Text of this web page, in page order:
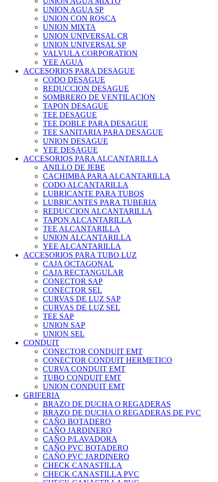
UNION AGUA SP
UNION CON ROSCA
UNION MIXTA
UNION UNIVERSAL CR
UNION UNIVERSAL SP
VALVULA CORPORATION
YEE AGUA
ACCESORIOS PARA DESAGUE
CODO DESAGUE
REDUCCION DESAGUE
SOMBRERO DE VENTILACION
TAPON DESAGUE
TEE DESAGUE
TEE DOBLE PARA DESAGUE
TEE SANITARIA PARA DESAGUE
UNION DESAGUE
YEE DESAGUE
ACCESORIOS PARA ALCANTARILLA
ANILLO DE JEBE
CACHIMBA PARA ALCANTARILLA
CODO ALCANTARILLA
LUBRICANTE PARA TUBOS
LUBRICANTES PARA TUBERIA
REDUCCION ALCANTARILLA
TAPON ALCANTARILLA
TEE ALCANTARILLA
UNION ALCANTARILLA
YEE ALCANTARILLA
ACCESORIOS PARA TUBO LUZ
CAJA OCTAGONAL
CAJA RECTANGULAR
CONECTOR SAP
CONECTOR SEL
CURVAS DE LUZ SAP
CURVAS DE LUZ SEL
TEE SAP
UNION SAP
UNION SEL
CONDUIT
CONECTOR CONDUIT EMT
CONECTOR CONDUIT HERMETICO
CURVA CONDUIT EMT
TUBO CONDUIT EMT
UNION CONDUIT EMT
GRIFERIA
BRAZO DE DUCHA O REGADERAS
BRAZO DE DUCHA O REGADERAS DE PVC
CAÑO BOTADERO
CAÑO JARDINERO
CAÑO P/LAVADORA
CAÑO PVC BOTADERO
CAÑO PVC JARDINERO
CHECK CANASTILLA
CHECK CANASTILLA PVC